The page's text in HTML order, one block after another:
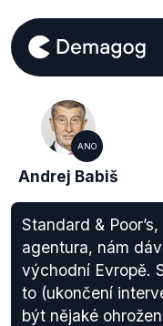
ANO
Andrej Babiš
Standard &
agentura, nám
východní Evropě.
to (ukončení
být nějaké